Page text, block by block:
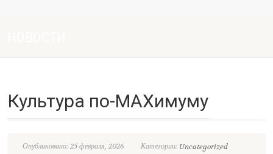
Культура по-МАХимуму
Опубликовано: 25 февраля, 2026 Категории: Uncategorized